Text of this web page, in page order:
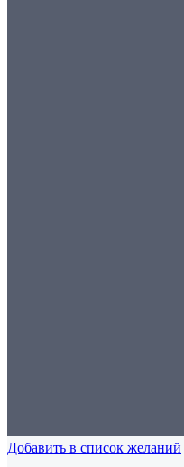
Добавить в список желаний